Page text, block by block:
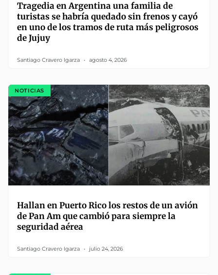
Tragedia en Argentina una familia de
turistas se habría quedado sin frenos y cayó
en uno de los tramos de ruta más peligrosos
de Jujuy
Santiago Cravero Igarza agosto 4, 2026
NOTICIAS
Hallan en Puerto Rico los restos de un avión
de Pan Am que cambió para siempre la
seguridad aérea
Santiago Cravero Igarza julio 24, 2026